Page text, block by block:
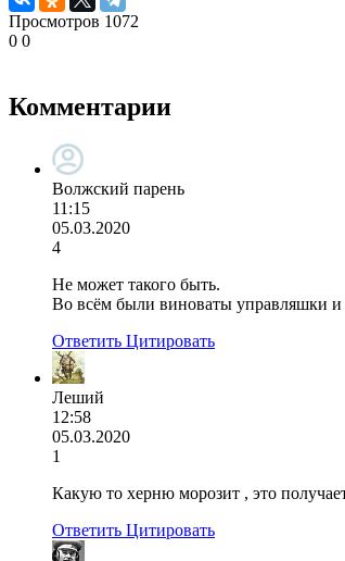
Просмотров 1072
0 0
Комментарии
Волжский парень
11:15
05.03.2020
4
Не может такого быть.
Во всём были виноваты управляшки и
Ответить Цитировать
Леший
12:58
05.03.2020
1
Какую то херню морозит , это
Ответить Цитировать